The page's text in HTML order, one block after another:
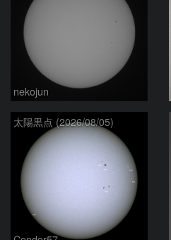
nekojun
太陽黒点 (2026/08/05)